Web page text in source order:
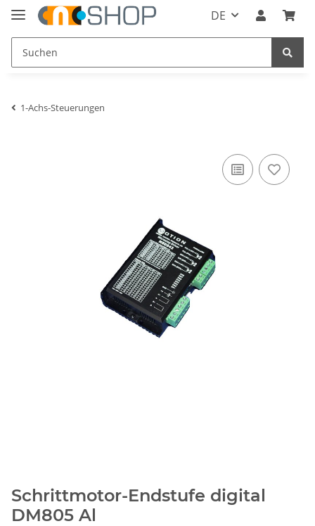
DE
1-Achs-Steuerungen
Schrittmotor-Endstufe digital
DM805 Al